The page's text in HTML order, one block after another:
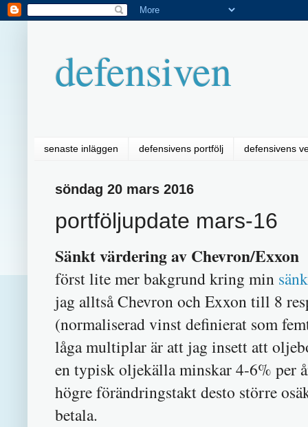
defensiven
senaste inläggen defensivens portfölj defensivens
söndag 20 mars 2016
portföljupdate mars-16
Sänkt värdering av Chevron/Exxon
först lite mer bakgrund kring min
jag alltså Chevron och Exxon till 8
(normaliserad vinst definierat som
låga multiplar är att jag insett att
en typisk oljekälla minskar 4-6% per
högre förändringstakt desto större
betala.